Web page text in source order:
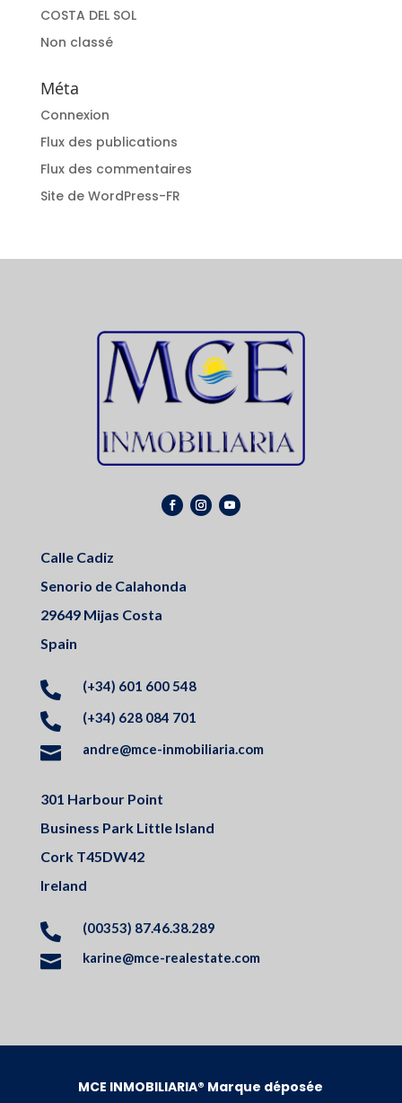
COSTA DEL SOL
Non classé
Méta
Connexion
Flux des publications
Flux des commentaires
Site de WordPress-FR
Calle Cadiz
Senorio de Calahonda
29649 Mijas Costa
Spain
 (+34) 601 600 548
 (+34) 628 084 701
 andre@mce-inmobiliaria.com
301 Harbour Point
Business Park Little Island
Cork T45DW42
Ireland
 (00353) 87.46.38.289
 karine@mce-realestate.com
MCE INMOBILIARIA® Marque déposée